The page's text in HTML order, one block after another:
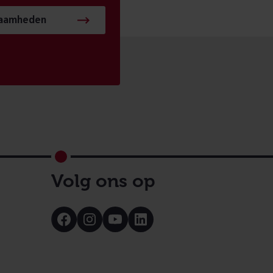
Volg ons op
Bezoek
onze
Bezoek
onze
Bezoek
onze
Bezoek
onze